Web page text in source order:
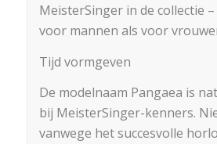
MeisterSinger in de collectie
voor mannen als voor
Tijd vormgeven
De modelnaam Pangaea is
bij MeisterSinger-kenners.
vanwege het succesvolle